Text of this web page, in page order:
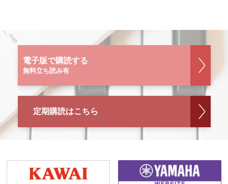
電子版で購読する
無料立ち読み有
定期購読はこちら